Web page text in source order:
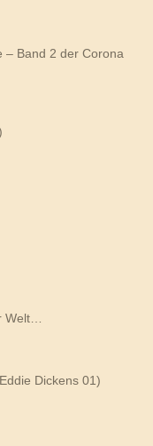
– Band 2 der Corona
Welt…
Dickens 01)